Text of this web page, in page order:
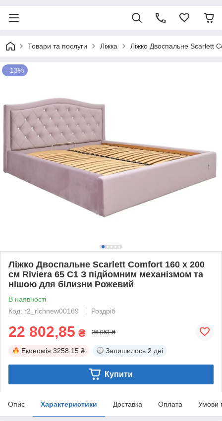
Товари та послуги Ліжка Ліжко Двоспальне Scarlett
–13%
Ліжко Двоспальне Scarlett Comfort 160 х 200
см Riviera 65 С1 З підйомним механізмом та
нішою для білизни Рожевий
В наявності
Код: r2_richnew00169
Роздріб
22 802,85 ₴ 26 061 ₴
Економія 3258.15 ₴ Залишилось 2 дні
Купити
Опис Характеристики Доставка Оплата Умови